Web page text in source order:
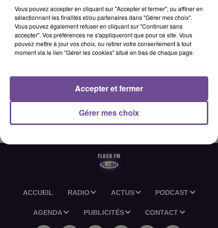
19 février 2026 - 2 min 36 sec
L'ACTU-RÉGION FLASH FM DU 19 02 2026 06H30
L'actu-région Flash FM du 19 02 2026 06h30
ACCUEIL RADIO ACTUS PODCAST
AGENDA PUBLICITÉS CONTACT
Vous pouvez accepter en cliquant sur "Accepter et fermer", ou affiner en
sélectionnant les finalités et/ou partenaires dans "Gérer mes choix".
Vous pouvez également refuser en cliquant sur "Continuer sans
accepter". Vos préférences ne s'appliqueront que pour ce site. Vous
pouvez mettre à jour vos choix, ou retirer votre consentement à tout
moment via le lien "Gérer les cookies" situé en bas de chaque page.
Gérer mes choix
Accepter et fermer